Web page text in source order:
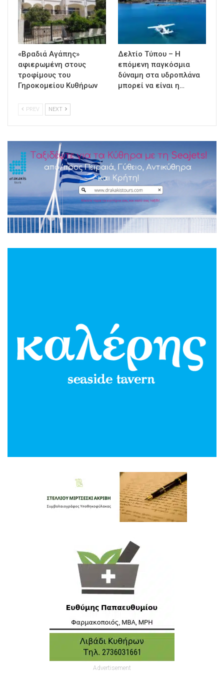
«Βραδιά Αγάπης»
αφιερωμένη στους
τροφίμους του
Γηροκομείου Κυθήρων
Δελτίο Τύπου – Η
επόμενη παγκόσμια
δύναμη στα υδροπλάνα
μπορεί να είναι η…
PREV NEXT
Advertisement